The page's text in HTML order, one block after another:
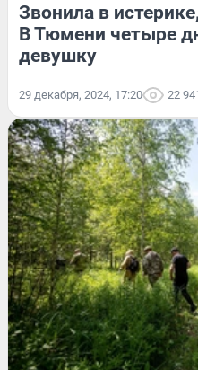
Звонила в
В Тюмени четыре
девушку
29 декабря, 2024, 17:20 22